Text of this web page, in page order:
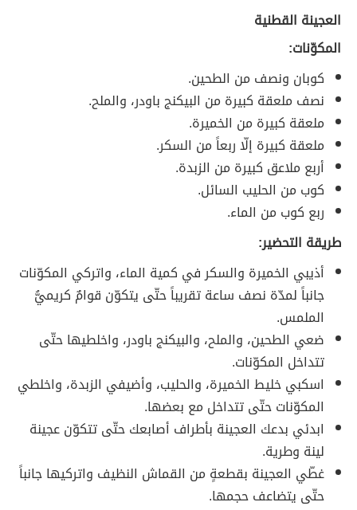
العجينة القطنية
المكوّنات:
كوبان ونصف من الطحين.
نصف ملعقة كبيرة من البيكنج باودر، والملح.
ملعقة كبيرة من الخميرة.
ملعقة كبيرة إلّا ربعاً من السكر.
أربع ملاعق كبيرة من الزبدة.
كوب من الحليب السائل.
ربع كوب من الماء.
طريقة التحضير:
أذيبي الخميرة والسكر في كمية الماء، واتركي المكوّنات
جانباً لمدّة نصف ساعة تقريباً حتّى يتكوّن قوامٌ كريميُّ
الملمس.
ضعي الطحين، والملح، والبيكنج باودر، واخلطيها حتّى
تتداخل المكوّنات.
اسكبي خليط الخميرة، والحليب، وأضيفي الزبدة، واخلطي
المكوّنات حتّى تتداخل مع بعضها.
ابدئي بدعك العجينة بأطراف أصابعك حتّى تتكوّن عجينة
لينة وطرية.
غطّي العجينة بقطعةٍ من القماش النظيف واتركيها جانباً
حتّى يتضاعف حجمها.